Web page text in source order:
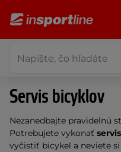
Servis bicyklov
Nezanedbajte pravidelnú
Potrebujete vykonať
vyčistiť bicykel a neviete si